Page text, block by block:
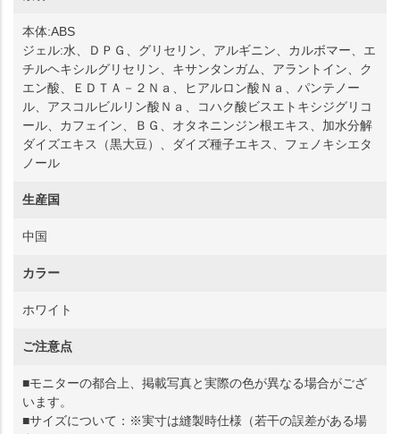
本体:ABS
ジェル:水、ＤＰＧ、グリセリン、アルギニン、カルボマー、エ
チルヘキシルグリセリン、キサンタンガム、アラントイン、ク
エン酸、ＥＤＴＡ－２Ｎａ、ヒアルロン酸Ｎａ、パンテノー
ル、アスコルビルリン酸Ｎａ、コハク酸ビスエトキシジグリコ
ール、カフェイン、ＢＧ、オタネニンジン根エキス、加水分解
ダイズエキス（黒大豆）、ダイズ種子エキス、フェノキシエタ
ノール
生産国
中国
カラー
ホワイト
ご注意点
■モニターの都合上、掲載写真と実際の色が異なる場合がござ
います。
■サイズについて：※実寸は縫製時仕様（若干の誤差がある場